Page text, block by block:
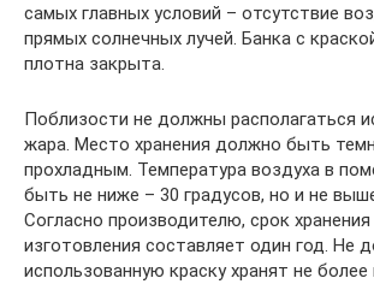
самых главных условий – отсутствие
прямых солнечных лучей. Банка с
плотна закрыта.
Поблизости не должны располагаться
жара. Место хранения должно быть
прохладным. Температура воздуха в
быть не ниже – 30 градусов, но и не
Согласно производителю, срок
изготовления составляет один год. Не
использованную краску хранят не более